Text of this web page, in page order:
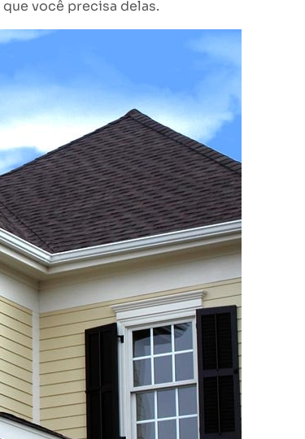
você precisa delas.